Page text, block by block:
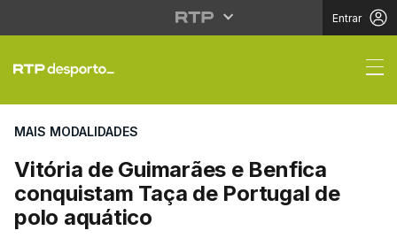
Entrar
Vitória de Guimarães
MAIS MODALIDADES
Vitória de Guimarães e Benfica
conquistam Taça de Portugal de
polo aquático